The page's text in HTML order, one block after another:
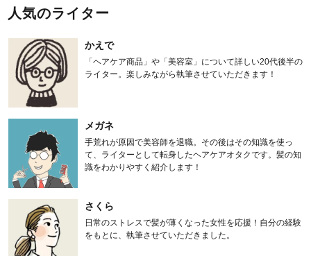
人気のライター
かえで
「ヘアケア商品」や「美容室」について詳しい20代後半の
ライター。楽しみながら執筆させていただきます！
メガネ
手荒れが原因で美容師を退職。その後はその知識を使っ
て、ライターとして転身したヘアケアオタクです。髪の知
識をわかりやすく紹介します！
さくら
日常のストレスで髪が薄くなった女性を応援！自分の経験
をもとに、執筆させていただきました。